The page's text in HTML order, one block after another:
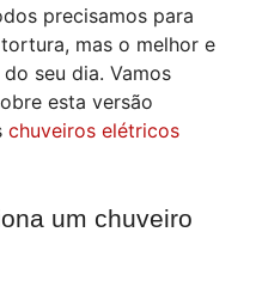
precisamos para
mas o melhor e
seu dia. Vamos
esta versão
chuveiros elétricos
um chuveiro